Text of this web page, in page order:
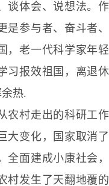
谈体会、说想法。作
是参与者、奋斗者、
，老一代科学家年轻
习报效祖国，离退休
热.
农村走出的科研工作
大变化，国家取消了
面建成小康社会，
村发生了天翻地覆的